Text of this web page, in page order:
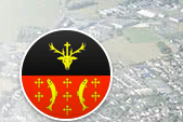
contenu
principal